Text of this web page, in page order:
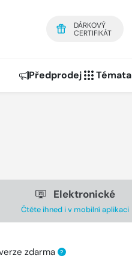
DÁRKOVÝ
CERTIFIKÁT
Předprodej Témata
Elektronické
Čtěte ihned i v mobilní aplikaci
zdarma ?